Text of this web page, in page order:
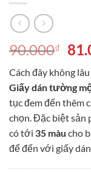
90.000₫
Giá
là:
Cách đây không
Giấy dán tường
tục đem đến thêm
chọn. Đặc biệt sản
có tới 35 màu cho
để đến với giấy